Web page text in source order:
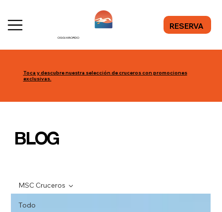
RESERVA
OGGI A BORDO
BLOG
Toca y descubre nuestra selección de cruceros con promociones
exclusivas.
Todo
MSC Cruceros